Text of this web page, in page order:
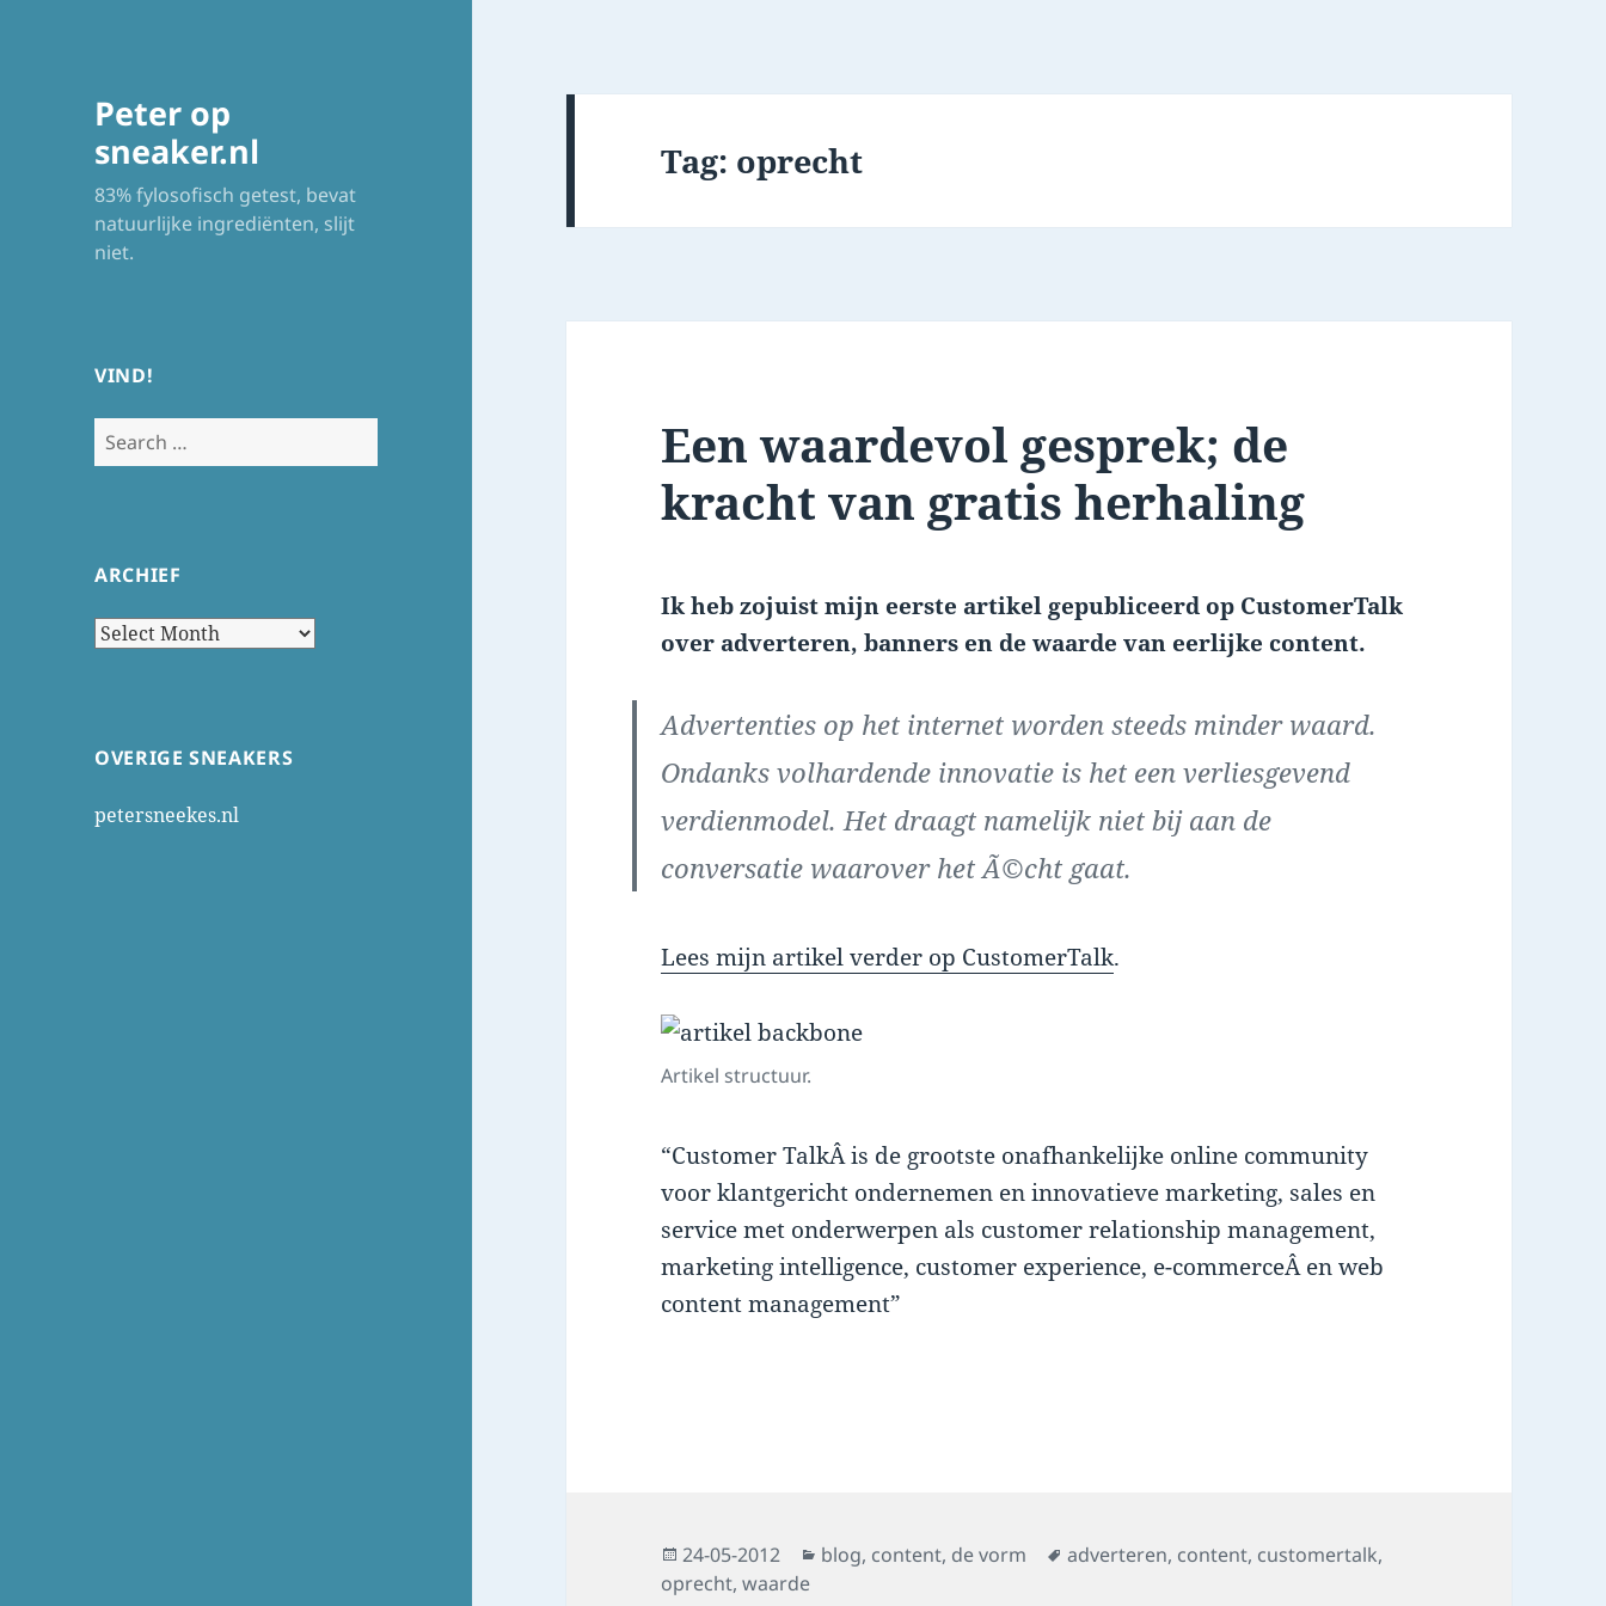
Peter op
sneaker.nl
83% fylosofisch getest, bevat
natuurlijke ingrediënten, slijt
niet.
VIND!
Search
for:
ARCHIEF
Archief
OVERIGE SNEAKERS
petersneekes.nl
Tag: oprecht
Een waardevol gesprek; de
kracht van gratis herhaling
Ik heb zojuist mijn eerste artikel gepubliceerd op CustomerTalk
over adverteren, banners en de waarde van eerlijke content.
Advertenties op het internet worden steeds minder waard.
Ondanks volhardende innovatie is het een verliesgevend
verdienmodel. Het draagt namelijk niet bij aan de
conversatie waarover het Ã©cht gaat.
Lees mijn artikel verder op CustomerTalk.
Artikel structuur.
“Customer TalkÂ is de grootste onafhankelijke online community
voor klantgericht ondernemen en innovatieve marketing, sales en
service met onderwerpen als customer relationship management,
marketing intelligence, customer experience, e-commerceÂ en web
content management”
Posted
on
24-05-2012 Categories
blog, content, de vorm Tags
adverteren, content, customertalk,
oprecht,waarde